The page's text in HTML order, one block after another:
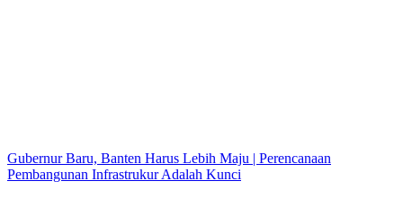
Gubernur Baru, Banten Harus Lebih Maju | Perencanaan
Pembangunan Infrastrukur Adalah Kunci